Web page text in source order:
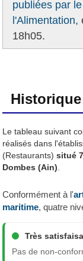
publiées par
l'Alimentation,
18h05.
Le tableau suivant
réalisés dans
(Restaurants) situé
Dombes (Ain)
Conformément à l'
maritime, quatre
Très
Pas de non-